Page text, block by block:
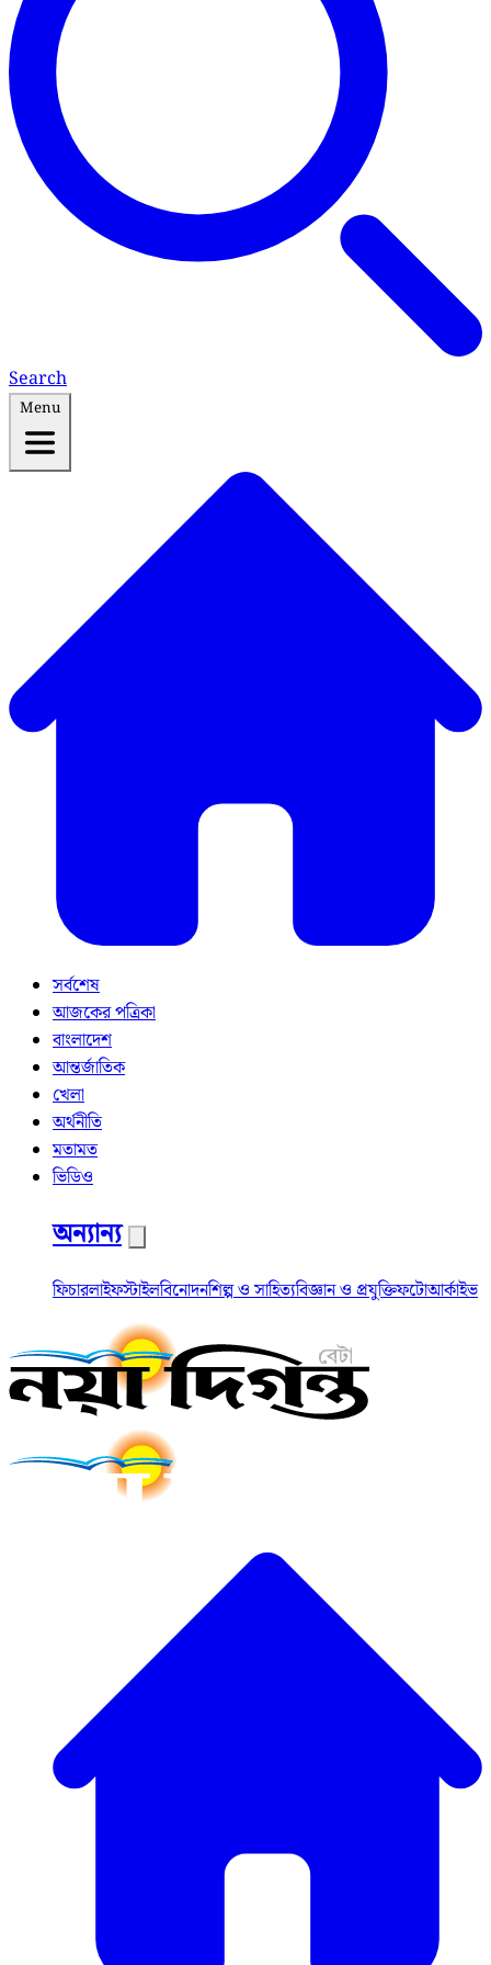
Search
Menu
সর্বশেষ
আজকের পত্রিকা
বাংলাদেশ
আন্তর্জাতিক
খেলা
অর্থনীতি
মতামত
ভিডিও
অন্যান্য
ফিচারলাইফস্টাইলবিনোদনশিল্প ও সাহিত্যবিজ্ঞান ও প্রযুক্তিফটোআর্কাইভ